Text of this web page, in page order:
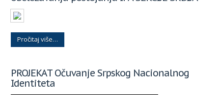
Pročitaj više…
PROJEKAT Očuvanje Srpskog Nacionalnog
Identiteta